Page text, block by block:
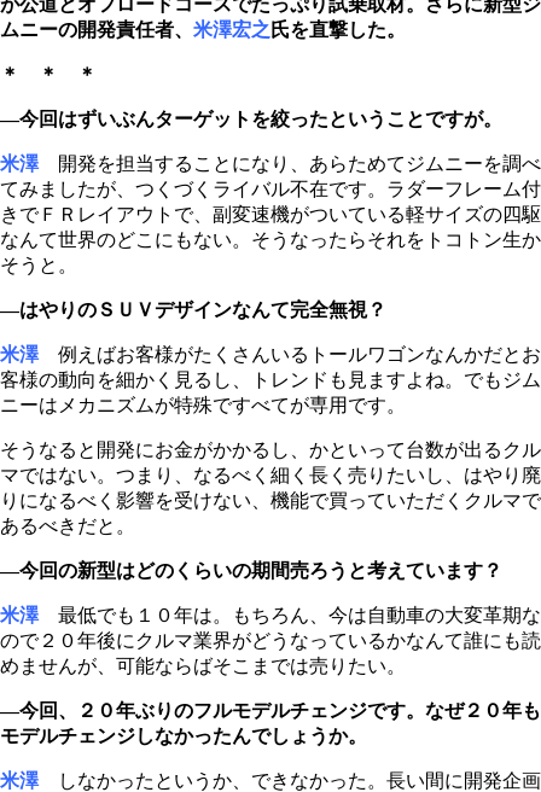
ムニーの開発責任者、 米澤宏之 氏を直撃した。
＊ ＊ ＊
―今回はずいぶんターゲットを絞ったということですが。
米澤開発を担当することになり、あらためてジムニーを調べ
てみましたが、つくづくライバル不在です。ラダーフレーム付
きでＦＲレイアウトで、副変速機がついている軽サイズの四駆
なんて世界のどこにもない。そうなったらそれをトコトン生か
そうと。
―はやりのＳＵＶデザインなんて完全無視？
米澤例えばお客様がたくさんいるトールワゴンなんかだとお
客様の動向を細かく見るし、トレンドも見ますよね。でもジム
ニーはメカニズムが特殊ですべてが専用です。
そうなると開発にお金がかかるし、かといって台数が出るクル
マではない。つまり、なるべく細く長く売りたいし、はやり廃
りになるべく影響を受けない、機能で買っていただくクルマで
あるべきだと。
―今回の新型はどのくらいの期間売ろうと考えています？
米澤最低でも１０年は。もちろん、今は自動車の大変革期な
ので２０年後にクルマ業界がどうなっているかなんて誰にも読
めませんが、可能ならばそこまでは売りたい。
―今回、２０年ぶりのフルモデルチェンジです。なぜ２０年も
モデルチェンジしなかったんでしょうか。
米澤しなかったというか、できなかった。長い間に開発企画